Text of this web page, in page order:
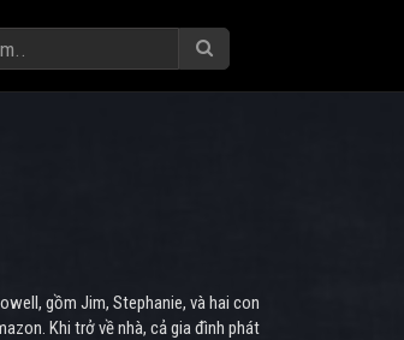
gồm Jim, Stephanie, và hai con
Khi trở về nhà, cả gia đình phát